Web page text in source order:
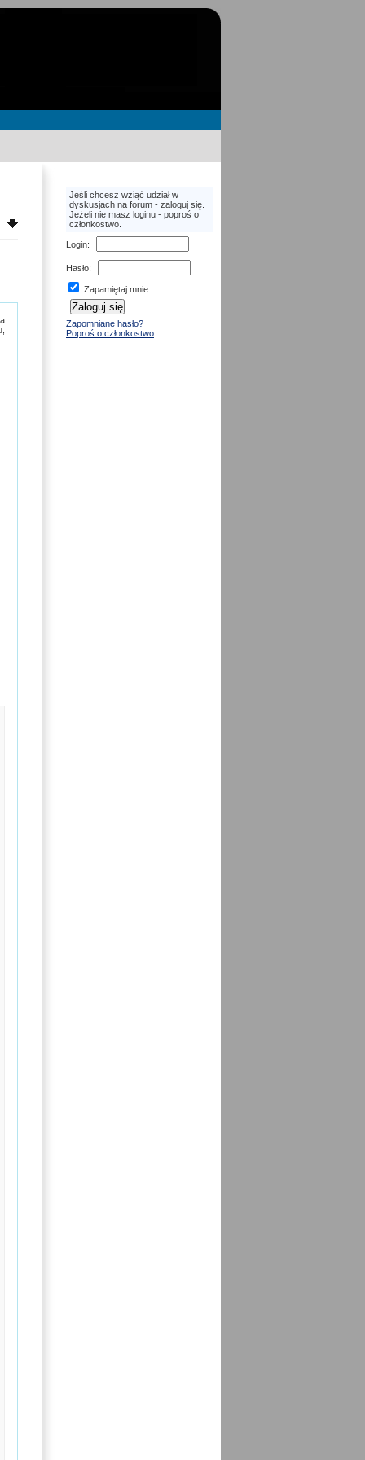
Jeśli chcesz wziąć udział w
dyskusjach na forum - zaloguj się.
Jeżeli nie masz loginu - poproś o
członkostwo.
Login:
Hasło:
Zapamiętaj mnie
Zapomniane hasło?
Poproś o członkostwo